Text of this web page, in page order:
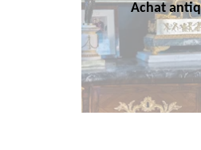
Achat